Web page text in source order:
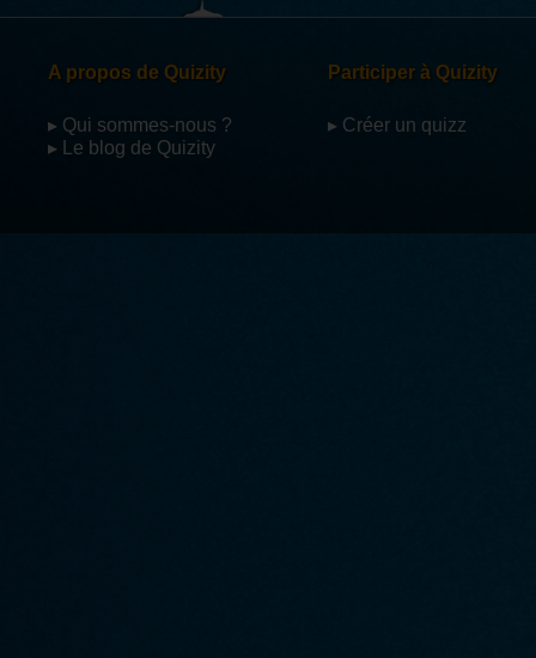
A propos de Quizity
▸ Qui sommes-nous ?
▸ Le blog de Quizity
Participer à Quizity
▸ Créer un quizz